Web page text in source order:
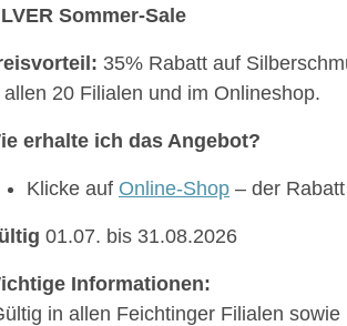
Sommer-Sale
35% Rabatt auf
allen 20 Filialen und im Onlineshop.
erhalte ich das Angebot?
Klicke auf Online-Shop – der
01.07. bis 31.08.2026
Informationen:
in allen Feichtinger Filialen sowie